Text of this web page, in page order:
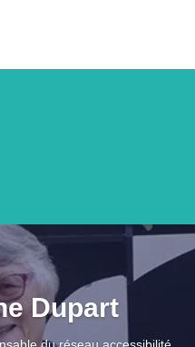
Dupart
du réseau accessibilité